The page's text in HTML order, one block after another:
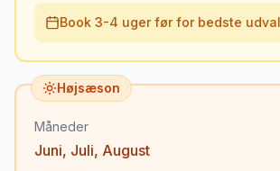
Book 3-4 uger før for bedste
Højsæson
Måneder
Juni, Juli, August